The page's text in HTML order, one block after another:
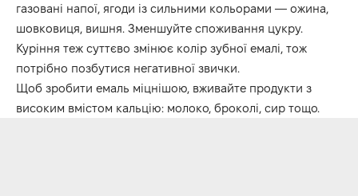
газовані напої, ягоди із сильними кольорами — ожина,
шовковиця, вишня. Зменшуйте споживання цукру.
Куріння теж суттєво змінює колір зубної емалі, тож
потрібно позбутися негативної звички.
Щоб зробити емаль міцнішою, вживайте продукти з
високим вмістом кальцію: молоко, броколі, сир тощо.